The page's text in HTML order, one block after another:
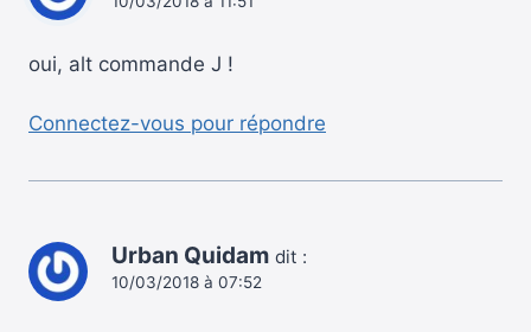
oui, alt commande J !
Connectez-vous pour répondre
Urban Quidam dit :
10/03/2018 à 07:52